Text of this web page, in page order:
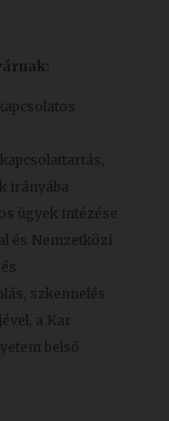
irányába
ügyek intézése
és Nemzetközi
szkennelés
a Kar
belső